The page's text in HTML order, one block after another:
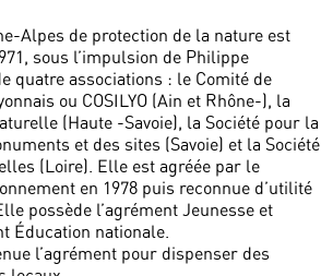
Alpes de protection de la nature est
sous l’impulsion de Philippe
quatre associations : le Comité de
ou COSILYO (Ain et Rhône-), la
(Haute -Savoie), la Société pour la
et des sites (Savoie) et la Société
(Loire). Elle est agréée par le
en 1978 puis reconnue d’utilité
possède l’agrément Jeunesse et
Éducation nationale.
l’agrément pour dispenser des